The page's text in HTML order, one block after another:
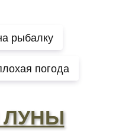
рыбалку
погода